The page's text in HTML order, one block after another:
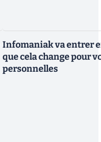
Infomaniak va entrer
que cela change pour
personnelles